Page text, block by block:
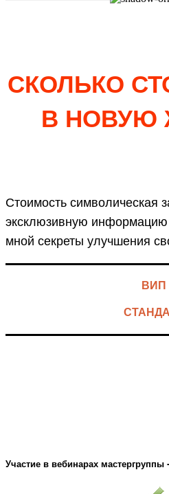
СКОЛЬКО
В НОВУЮ
Стоимость символическая
эксклюзивную
мной секреты улучшения
ВИП
Участие в вебинарах мастергруппы